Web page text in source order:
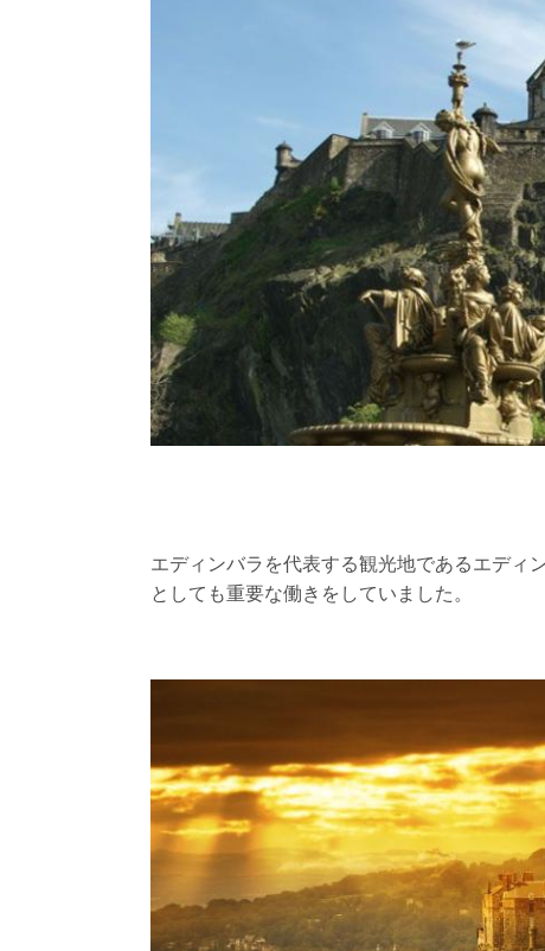
エディンバラを代表する観光地であるエディ
としても重要な働きをしていました。